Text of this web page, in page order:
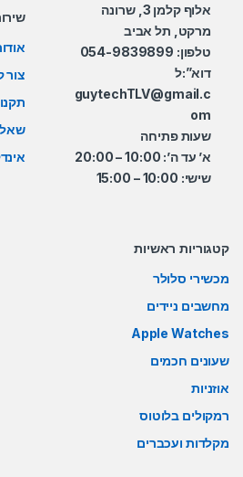
אלוף קלמן 3, שרונה
מרקט, תל אביב
טלפון: 054-9839899
דוא”:ל
guytechTLV@gmail.c
om
שעות פתיחה
א’ עד ה’: 10:00 – 20:00
שישי: 10:00 – 15:00
צור
קטגוריות ראשיות
מכשירי סלולר
מחשבים ניידים
Apple Watches
שעונים חכמים
אוזניות
רמקולים בלוטוס
מקלדות ועכברים